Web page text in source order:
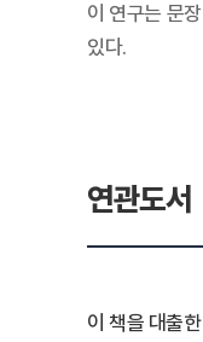
이 연구는 문
있다.
연관도서
이 책을 대출